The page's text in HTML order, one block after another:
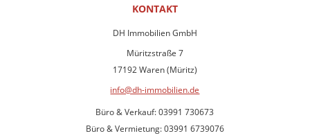
KONTAKT
DH Immobilien GmbH
Müritzstraße 7
17192 Waren (Müritz)
info@dh-immobilien.de
Büro & Verkauf: 03991 730673
Büro & Vermietung: 03991 6739076